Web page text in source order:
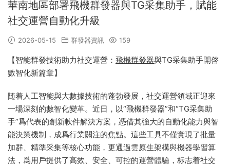
華南地區部署飛機群發器與TG采集助手，賦能
社交運營自動化升級
2026-05-15 群發器資訊 159
【智能群發技術助力社交運營： 飛機群發器與TG采集助手開啓
數智化新篇章】
随着人工智能與大數據技術的蓬勃發展，社交運營領域正迎來
一場深刻的數智化變革。近日，以“飛機群發器”和“TG采集助
手”爲代表的創新軟件解決方案，憑借其強大的自動化能力與智
能決策機制，成爲行業關注的焦點。這些工具不僅實現了批量
加群、精準采集等核心功能，更通過雲原生架構與機器學習算
法，爲用戶提供了高效、安全、可控的運營體驗，标志着社交